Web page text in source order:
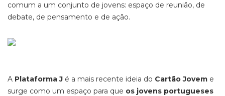
comum a um conjunto de jovens: espaço de reunião, de
debate, de pensamento e de ação.
A Plataforma J é a mais recente ideia do Cartão Jovem e
surge como um espaço para que os jovens portugueses